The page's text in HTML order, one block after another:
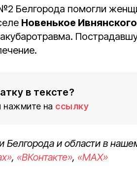
Белгорода помогли
Новенькое
в тексте?
нажмите на ссылку
Белгорода и области в
, «ВКонтакте», «MAX»